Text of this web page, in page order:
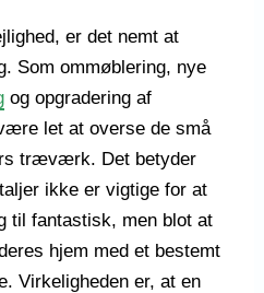
er det nemt at
Som ommøblering, nye
og opgradering af
let at overse de små
træværk. Det betyder
ikke er vigtige for at
til fantastisk, men blot at
hjem med et bestemt
Virkeligheden er, at en